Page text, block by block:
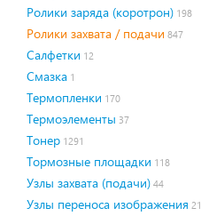
Ролики заряда (коротрон) 198
Ролики захвата / подачи 847
Салфетки 12
Смазка 1
Термопленки 170
Термоэлементы 37
Тонер 1291
Тормозные площадки 118
Узлы захвата (подачи) 44
Узлы переноса изображения 21